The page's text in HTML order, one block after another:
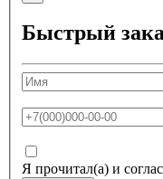
Быстрый
Я прочитал(а) и